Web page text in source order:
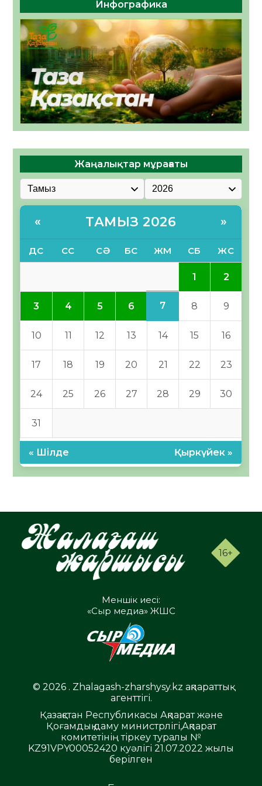
Инфографика
Жаңалықтар мұрағаты
« ТАМЫЗ 2026 »
ДС СС СӘ БС ЖМ СБ ЖС
1 2
3 4 5 6 7 8 9
10 11 12 13 14 15 16
17 18 19 20 21 22 23
24 25 26 27 28 29 30
31
« Шілде Қыркүйек »
16+
Меншік иесі:
«Сыр медиа» ЖШС
© 2026 . Zhalagash-zharshysy.kz ақпараттық
агенттігі.
Қазақстан Республикасы Ақпарат және
Қоғамдық даму министрлігі,Ақпарат
комитетінің тіркеу туралы №
KZ91VPY00052420 куәлігі 21.07.2022 жылы
берілген